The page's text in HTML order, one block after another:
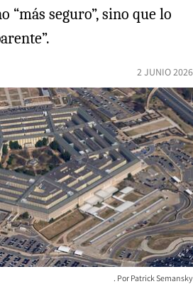
“más seguro”, sino que lo
2 JUNIO 2026
Patrick Semansky